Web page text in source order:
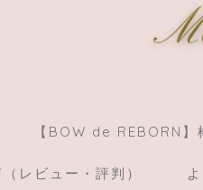
【BOW de REBORN
レビュー・評判）